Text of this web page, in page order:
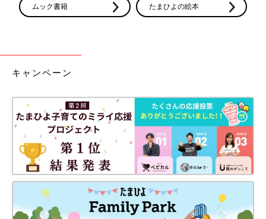
ムック書籍 たまひよの絵本
キャンペーン